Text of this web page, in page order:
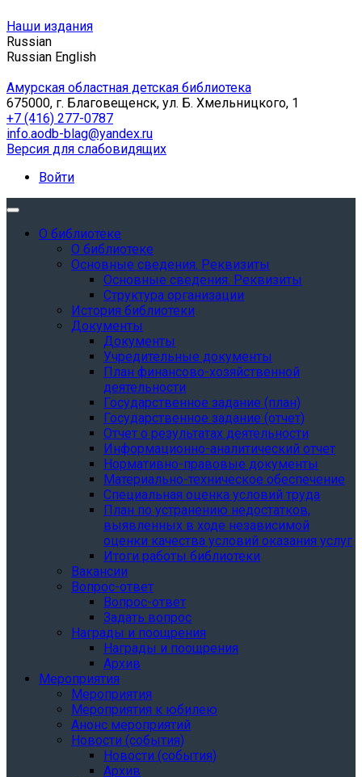
Наши издания
Russian
Russian English
Амурская областная детская библиотека
675000, г. Благовещенск, ул. Б. Хмельницкого, 1
+7 (416) 277-0787
info.aodb-blag@yandex.ru
Версия для слабовидящих
Войти
О библиотеке
О библиотеке
Основные сведения. Реквизиты
Основные сведения. Реквизиты
Структура организации
История библиотеки
Документы
Документы
Учредительные документы
План финансово-хозяйственной
деятельности
Государственное задание (план)
Государственное задание (отчет)
Отчет о результатах деятельности
Информационно-аналитический отчет
Нормативно-правовые документы
Материально-техническое обеспечение
Специальная оценка условий труда
План по устранению недостатков,
выявленных в ходе независимой
оценки качества условий оказания услуг
Итоги работы библиотеки
Вакансии
Вопрос-ответ
Вопрос-ответ
Задать вопрос
Награды и поощрения
Награды и поощрения
Архив
Мероприятия
Мероприятия
Мероприятия к юбилею
Анонс мероприятий
Новости (события)
Новости (события)
Архив